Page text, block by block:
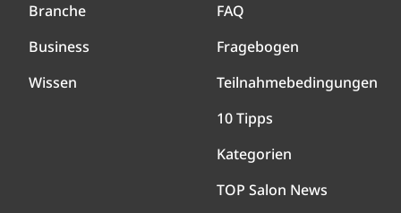
Branche
Business
Wissen
FAQ
Fragebogen
Teilnahmebedingungen
10 Tipps
Kategorien
TOP Salon News